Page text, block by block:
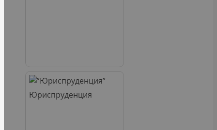
Юриспруденция